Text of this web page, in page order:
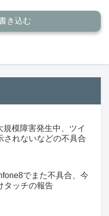
き込む
規模障害発生中、ツイ
されないなどの不具合
でまた不具合、今
タッチの報告